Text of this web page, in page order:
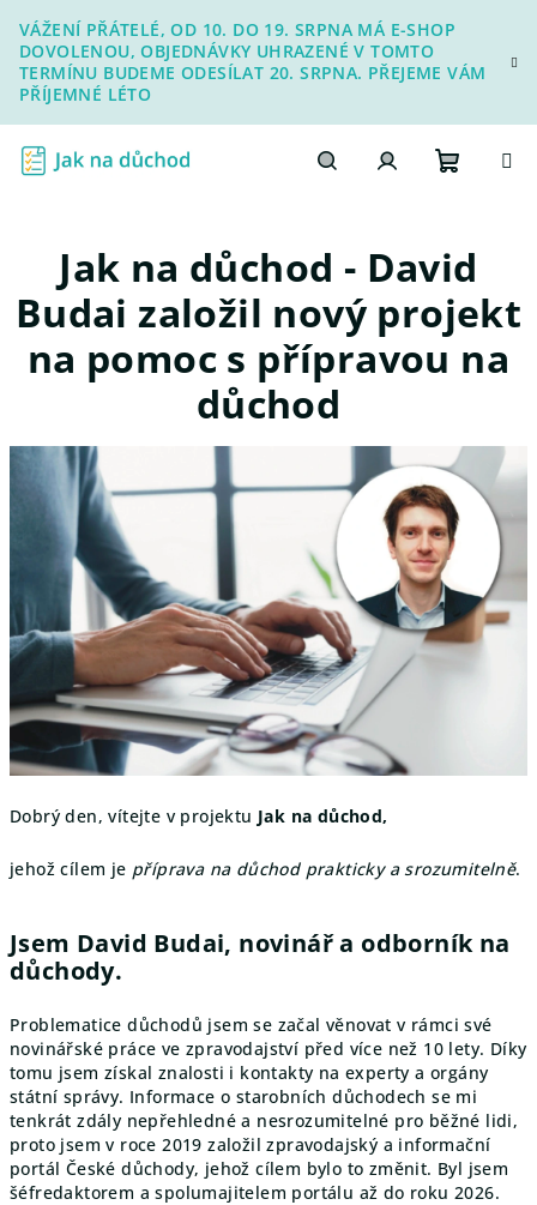
na
obsah
VÁŽENÍ PŘÁTELÉ, OD 10. DO 19. SRPNA MÁ E-SHOP
DOVOLENOU, OBJEDNÁVKY UHRAZENÉ V TOMTO
TERMÍNU BUDEME ODESÍLAT 20. SRPNA. PŘEJEME VÁM
PŘÍJEMNÉ LÉTO
košík
Jak na důchod - David
Budai založil nový projekt
na pomoc s přípravou na
důchod
Dobrý den, vítejte v projektu Jak na důchod,
jehož cílem je příprava na důchod prakticky a srozumitelně.
Jsem David Budai, novinář a odborník na
důchody.
Problematice důchodů jsem se začal věnovat v rámci své
novinářské práce ve zpravodajství před více než 10 lety. Díky
tomu jsem získal znalosti i kontakty na experty a orgány
státní správy. Informace o starobních důchodech se mi
tenkrát zdály nepřehledné a nesrozumitelné pro běžné lidi,
proto jsem v roce 2019 založil zpravodajský a informační
portál České důchody, jehož cílem bylo to změnit. Byl jsem
šéfredaktorem a spolumajitelem portálu až do roku 2026.